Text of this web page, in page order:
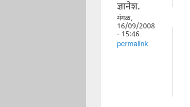
ज्ञानेश.
मंगळ,
16/09/2008
- 15:46
permalink